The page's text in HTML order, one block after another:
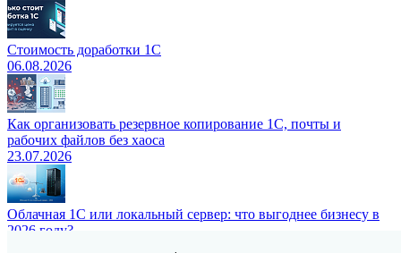
Стоимость доработки 1С
06.08.2026
Как организовать резервное копирование 1С, почты и
рабочих файлов без хаоса
23.07.2026
Облачная 1С или локальный сервер: что выгоднее бизнесу в
2026 году?